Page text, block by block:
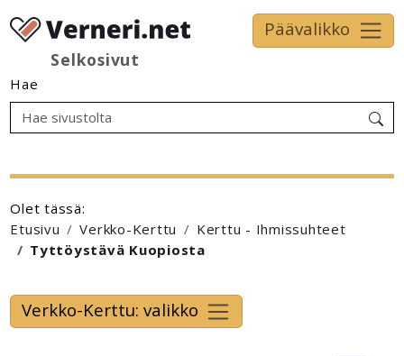
Selkosivut
Päävalikko
Hae
Olet tässä:
Etusivu
Verkko-Kerttu
Kerttu - Ihmissuhteet
Tyttöystävä Kuopiosta
Verkko-Kerttu: valikko